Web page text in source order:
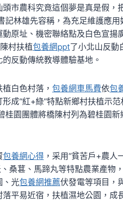
市農科究竟這個夢是真是假，
記林雄先容稱，為充足維護應
原址、機密聯絡點及白色宣揚
村扶植包養網ppt了小北山反動
反動傳統教導體驗基地。
白色村落， 包養網車馬費依包
成“紅+綠”特點新鄉村扶植示
桂園團體將橋陳村列為碧桂園
包養網心得 ，采用“貧苦戶+農
桑葚、馬蹄丸等特點農業產物
、光包養網推薦伏發電等項目，
平易近宿，扶植濕地公園，成